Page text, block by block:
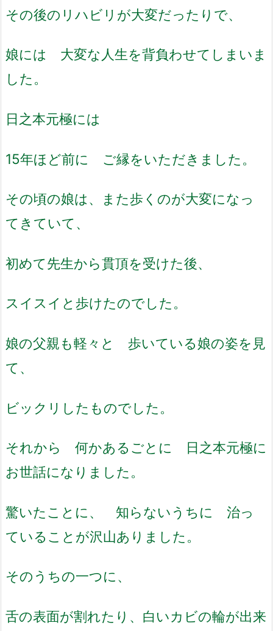
その後のリハビリが大変だったりで、
娘には 大変な人生を背負わせてしまいま
した。
日之本元極には
15年ほど前に ご縁をいただきました。
その頃の娘は、また歩くのが大変になっ
てきていて、
初めて先生から貫頂を受けた後、
スイスイと歩けたのでした。
娘の父親も軽々と 歩いている娘の姿を見
て、
ビックリしたものでした。
それから 何かあるごとに 日之本元極に
お世話になりました。
驚いたことに、 知らないうちに 治っ
ていることが沢山ありました。
そのうちの一つに、
舌の表面が割れたり、白いカビの輪が出来